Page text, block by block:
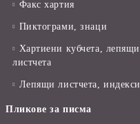
Факс хартия
Пиктограми, знаци
Хартиени кубчета, лепящи
листчета
Лепящи листчета, индекси
Пликове за писма